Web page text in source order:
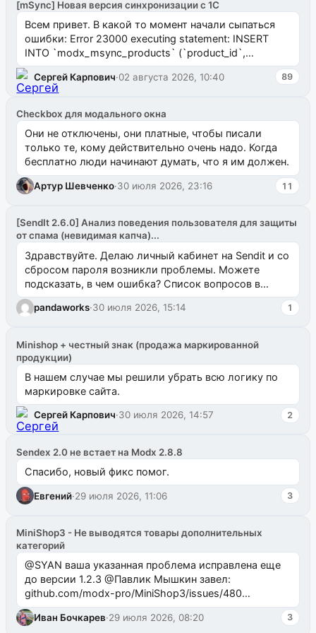
[mSync] Новая версия синхронизации с 1С
Всем привет. В какой то момент начали сыпаться
ошибки: Error 23000 executing statement: INSERT
INTO `modx_msync_products` (`product_id`,
`uuid_1c`) VALUES ...
Сергей Карпович·02 августа 2026, 10:40 89
Checkbox для модального окна
Они не отключены, они платные, чтобы писали
только те, кому действительно очень надо. Когда
бесплатно люди начинают думать, что я им должен.
Артур Шевченко·30 июля 2026, 23:16 11
[SendIt 2.6.0] Анализ поведения пользователя для защиты
от спама (невидимая капча)...
Здравствуйте. Делаю личный кабинет на Sendit и со
сбросом пароля возникли проблемы. Можете
подсказать, в чем ошибка? Список вопросов в
одноименном разделе на modx.pro пока пуст, и,...
pandaworks·30 июля 2026, 15:14 1
Minishop + честный знак (продажа маркированной
продукции)
В нашем случае мы решили убрать всю логику по
маркировке сайта.
Сергей Карпович·30 июля 2026, 14:57 2
Sendex 2.0 не встает на Modx 2.8.8
Спасибо, новый фикс помог.
Евгений·29 июля 2026, 11:06 3
MiniShop3 - Не выводятся товары дополнительных
категорий
@SYAN ваша указанная проблема исправлена еще
до версии 1.2.3 @Павлик Мышкин завел:
github.com/modx-pro/MiniShop3/issues/480
github.com/modx-pro/MiniShop3/issues/481Исправим
в б...
Иван Бочкарев·29 июля 2026, 08:20 3